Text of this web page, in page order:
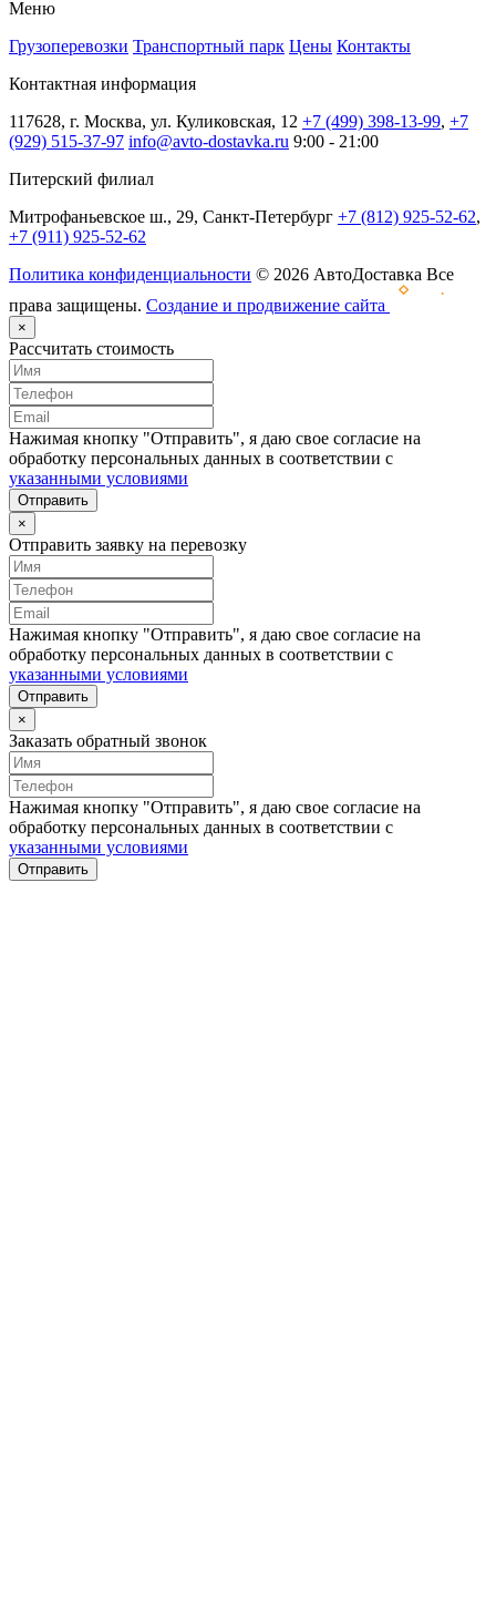
Меню
Грузоперевозки Транспортный парк Цены Контакты
Контактная информация
117628, г. Москва, ул. Куликовская, 12 +7 (499) 398-13-99, +7
(929) 515-37-97 info@avto-dostavka.ru 9:00 - 21:00
Питерский филиал
Митрофаньевское ш., 29, Санкт-Петербург +7 (812) 925-52-62,
+7 (911) 925-52-62
Политика конфиденциальности © 2026 АвтоДоставка Все
права защищены. Создание и продвижение сайта
×
Рассчитать стоимость
Нажимая кнопку "Отправить", я даю свое согласие на
обработку персональных данных в соответствии с
указанными условиями
Отправить
×
Отправить заявку на перевозку
Нажимая кнопку "Отправить", я даю свое согласие на
обработку персональных данных в соответствии с
указанными условиями
Отправить
×
Заказать обратный звонок
Нажимая кнопку "Отправить", я даю свое согласие на
обработку персональных данных в соответствии с
указанными условиями
Отправить